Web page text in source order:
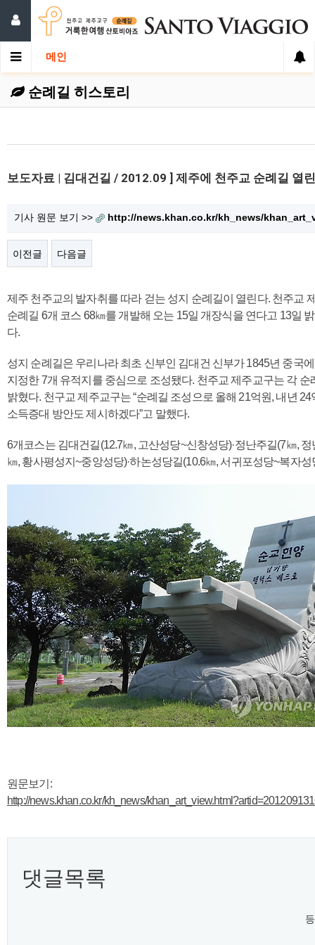
메인
순례길 히스토리
보도자료 | 김대건길 / 2012.09 ] 제주에 천주교 순례길 열
기사 원문 보기 >> http://news.khan.co.kr/kh_news/
이전글 다음글
제주 천주교의 발자취를 따라 걷는 성지 순례길이 열린다. 천주교
순례길 6개 코스 68㎞를 개발해 오는 15일 개장식을 연다고 13일
다.
성지 순례길은 우리나라 최초 신부인 김대건 신부가 1845년 중국
지정한 7개 유적지를 중심으로 조성됐다. 천주교 제주교구는 각
밝혔다. 천구교 제주교구는 “순례길 조성으로 올해 21억원, 내년
소득증대 방안도 제시하겠다”고 말했다.
6개코스는 김대건길(12.7㎞, 고산성당~신창성당)·정난주길(7㎞,
㎞, 황사평성지~중앙성당)·하논성당길(10.6㎞, 서귀포성당~복자
원문보기:
http://news.khan.co.kr/kh_news/
댓글목록